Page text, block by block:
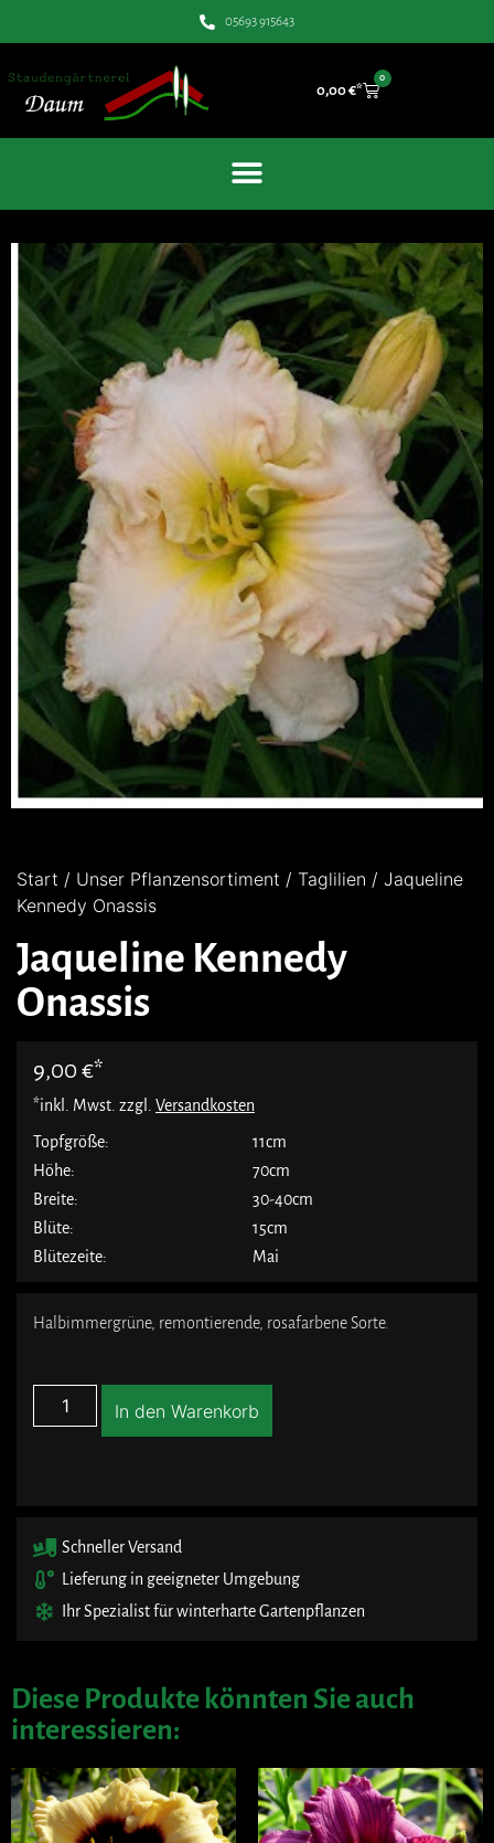
05693 915643
0,00€
0
Start / Unser Pflanzensortiment / Taglilien / Jaqueline
Kennedy Onassis
Jaqueline Kennedy
Onassis
9,00 €
*inkl. Mwst. zzgl. Versandkosten
Topfgröße:
11cm
Höhe:
70cm
Breite:
30-40cm
Blüte:
15cm
Blütezeite:
Mai
Halbimmergrüne, remontierende, rosafarbene Sorte.
In den Warenkorb
Schneller Versand
Lieferung in geeigneter Umgebung
Ihr Spezialist für winterharte Gartenpflanzen
Diese Produkte könnten Sie auch
interessieren: